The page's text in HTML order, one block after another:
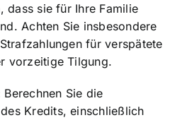
dass sie für Ihre Familie
Achten Sie insbesondere
für verspätete
vorzeitige Tilgung.
Berechnen Sie die
Kredits, einschließlich